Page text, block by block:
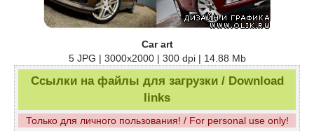
Car art
5 JPG | 3000x2000 | 300 dpi | 14.88 Mb
Ссылки на файлы для загрузки / Download
links
Только для личного пользования! / For personal use only!